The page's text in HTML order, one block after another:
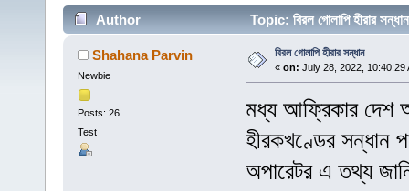
Author Topic: বিরল গোলাপি হীরার
Shahana Parvin
Newbie
Posts: 26
Test
বিরল গোলাপি হীরার সন্ধান
« on: July 28, 2022, 10:40:29
মধ্য আফ্রিকার দেশ
হীরকখণ্ডের সন্ধান
অপারেটর এ তথ্য